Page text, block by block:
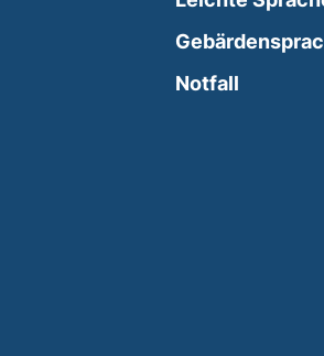
link, opens in a new window)
Notfall